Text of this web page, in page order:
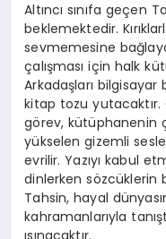
Altıncı sınıfa geçen
beklemektedir.
sevmemesine
çalışması için halk
Arkadaşları
kitap tozu
görev, kütüphanenin
yükselen gizemli
evrilir. Yazıyı kabul
dinlerken sözcüklerin
Tahsin, hayal
kahramanlarıyla